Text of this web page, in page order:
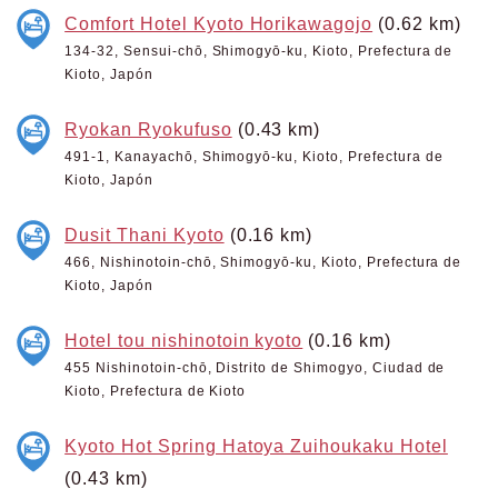
Comfort Hotel Kyoto Horikawagojo (0.62 km)
134-32, Sensui-chō, Shimogyō-ku, Kioto, Prefectura de
Kioto, Japón
Ryokan Ryokufuso (0.43 km)
491-1, Kanayachō, Shimogyō-ku, Kioto, Prefectura de
Kioto, Japón
Dusit Thani Kyoto (0.16 km)
466, Nishinotoin-chō, Shimogyō-ku, Kioto, Prefectura de
Kioto, Japón
Hotel tou nishinotoin kyoto (0.16 km)
455 Nishinotoin-chō, Distrito de Shimogyo, Ciudad de
Kioto, Prefectura de Kioto
Kyoto Hot Spring Hatoya Zuihoukaku Hotel
(0.43 km)